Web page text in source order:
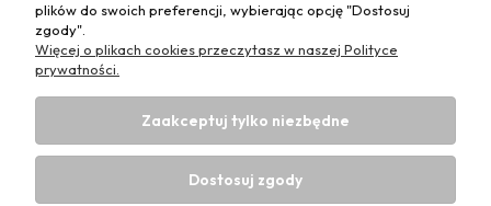
INFORMACJE
Hurtownia materiałów tapicerskich Adrian| ul. Chorzowska
50e, 44-100 Gliwice, woj. śląskie | E-mail:
plików do swoich preferencji, wybierając opcję "Dostosuj
zgody".
Więcej o plikach cookies przeczytasz w naszej Polityce
prywatności.
Zaakceptuj tylko niezbędne
Dostosuj zgody